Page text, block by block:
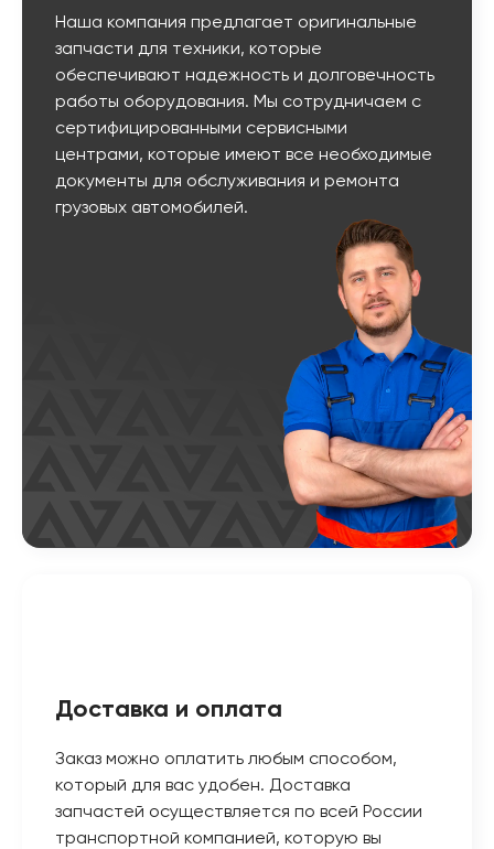
Наша компания предлагает оригинальные
запчасти для техники, которые
обеспечивают надежность и долговечность
работы оборудования. Мы сотрудничаем с
сертифицированными сервисными
центрами, которые имеют все необходимые
документы для обслуживания и ремонта
грузовых автомобилей.
Доставка и оплата
Заказ можно оплатить любым способом,
который для вас удобен. Доставка
запчастей осуществляется по всей России
транспортной компанией, которую вы